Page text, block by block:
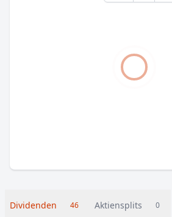
Dividenden 46 Aktiensplits 0